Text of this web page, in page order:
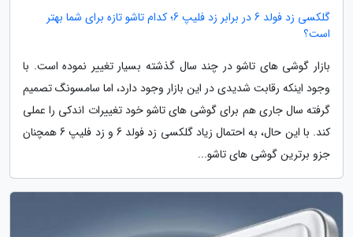
گلکسی زد فولد 6 در برابر زد فلیپ 6؛ کدام تاشو تازه برای شما بهتر
است؟
بازار گوشی های تاشو در چند سال گذشته بسیار تغییر نموده است. با
وجود اینکه رقابت شدیدی در این بازار وجود دارد، اما سامسونگ تصمیم
گرفته سال جاری هم برای گوشی های تاشو خود تغییرات اندکی را عملی
کند. با این حال، به احتمال زیاد گلکسی زد فولد 6 و زد فلیپ 6 همچنان
جزو برترین گوشی های تاشو...